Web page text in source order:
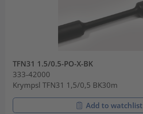
TFN31 1.5/0.5-PO-X-BK
333-42000
Krympsl TFN31 1,5/0,5 BK30m
Add to watchlist